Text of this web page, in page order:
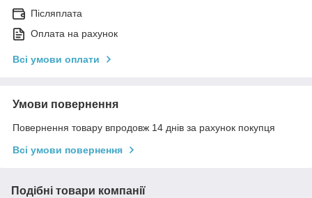
Післяплата
Оплата на рахунок
Всі умови оплати
Умови повернення
Повернення товару впродовж 14 днів за рахунок покупця
Всі умови повернення
Подібні товари компанії